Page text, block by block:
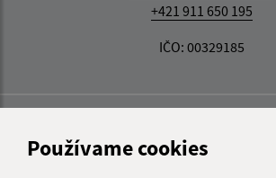
Používame cookies
+421 911 650 195
IČO: 00329185